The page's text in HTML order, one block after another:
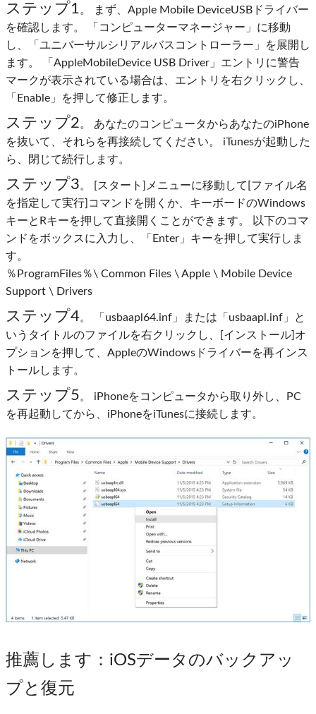
ステップ1。 まず、Apple Mobile DeviceUSBドライバー
を確認します。 「コンピューターマネージャー」に移動
し、「ユニバーサルシリアルバスコントローラー」を展開し
ます。 「AppleMobileDevice USB Driver」エントリに警告
マークが表示されている場合は、エントリを右クリックし、
「Enable」を押して修正します。
ステップ2。 あなたのコンピュータからあなたのiPhone
を抜いて、それらを再接続してください。 iTunesが起動した
ら、閉じて続行します。
ステップ3。 [スタート]メニューに移動して[ファイル名
を指定して実行]コマンドを開くか、キーボードのWindows
キーとRキーを押して直接開くことができます。 以下のコマ
ンドをボックスに入力し、「Enter」キーを押して実行しま
す。
％ProgramFiles％\ Common Files \ Apple \ Mobile Device
Support \ Drivers
ステップ4。 「usbaapl64.inf」または「usbaapl.inf」と
いうタイトルのファイルを右クリックし、[インストール]オ
プションを押して、AppleのWindowsドライバーを再インス
トールします。
ステップ5。 iPhoneをコンピュータから取り外し、PC
を再起動してから、iPhoneをiTunesに接続します。
推薦します ：iOSデータのバックアッ
プと復元